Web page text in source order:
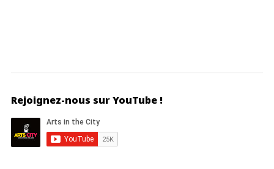
Rejoignez-nous sur YouTube !